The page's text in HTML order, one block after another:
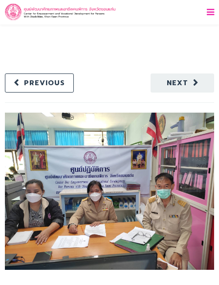
NEXT
PREVIOUS